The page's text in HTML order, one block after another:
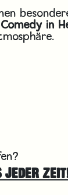
in
JEDER